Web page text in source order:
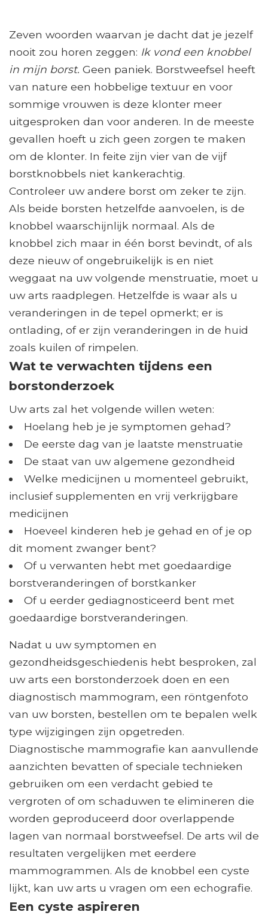
Zeven woorden waarvan je dacht dat je jezelf
nooit zou horen zeggen: Ik vond een knobbel
in mijn borst. Geen paniek. Borstweefsel heeft
van nature een hobbelige textuur en voor
sommige vrouwen is deze klonter meer
uitgesproken dan voor anderen. In de meeste
gevallen hoeft u zich geen zorgen te maken
om de klonter. In feite zijn vier van de vijf
borstknobbels niet kankerachtig.
Controleer uw andere borst om zeker te zijn.
Als beide borsten hetzelfde aanvoelen, is de
knobbel waarschijnlijk normaal. Als de
knobbel zich maar in één borst bevindt, of als
deze nieuw of ongebruikelijk is en niet
weggaat na uw volgende menstruatie, moet u
uw arts raadplegen. Hetzelfde is waar als u
veranderingen in de tepel opmerkt; er is
ontlading, of er zijn veranderingen in de huid
zoals kuilen of rimpelen.
Wat te verwachten tijdens een
borstonderzoek
Uw arts zal het volgende willen weten:
Hoelang heb je je symptomen gehad?
De eerste dag van je laatste menstruatie
De staat van uw algemene gezondheid
Welke medicijnen u momenteel gebruikt,
inclusief supplementen en vrij verkrijgbare
medicijnen
Hoeveel kinderen heb je gehad en of je op
dit moment zwanger bent?
Of u verwanten hebt met goedaardige
borstveranderingen of borstkanker
Of u eerder gediagnosticeerd bent met
goedaardige borstveranderingen.
Nadat u uw symptomen en
gezondheidsgeschiedenis hebt besproken, zal
uw arts een borstonderzoek doen en een
diagnostisch mammogram, een röntgenfoto
van uw borsten, bestellen om te bepalen welk
type wijzigingen zijn opgetreden.
Diagnostische mammografie kan aanvullende
aanzichten bevatten of speciale technieken
gebruiken om een ​​verdacht gebied te
vergroten of om schaduwen te elimineren die
worden geproduceerd door overlappende
lagen van normaal borstweefsel. De arts wil de
resultaten vergelijken met eerdere
mammogrammen. Als de knobbel een cyste
lijkt, kan uw arts u vragen om een ​​echografie.
Een cyste aspireren